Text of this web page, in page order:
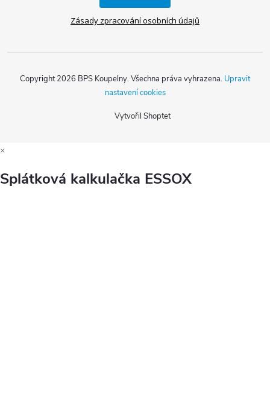
Zásady zpracování osobních údajů
Vytvořil Shoptet
Copyright 2026 BPS Koupelny. Všechna práva vyhrazena. Upravit
nastavení cookies
×
Splátková kalkulačka ESSOX